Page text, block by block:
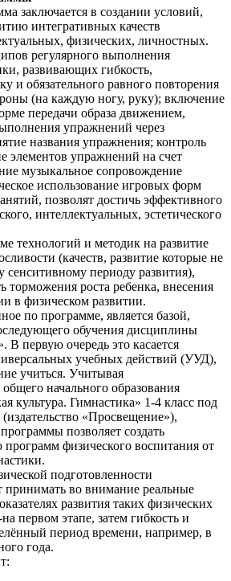
заключается в создании условий,
интегративных качеств
физических, личностных.
регулярного выполнения
развивающих гибкость,
и обязательного равного повторения
(на каждую ногу, руку); включение
передачи образа движением,
упражнений через
названия упражнения; контроль
элементов упражнений на счет
музыкальное сопровождение
использование игровых форм
позволят достичь эффективного
интеллектуальных, эстетического
технологий и методик на развитие
(качеств, развитие которые не
сенситивному периоду развития),
торможения роста ребенка, внесения
в физическом развитии.
по программе, является базой,
обучения дисциплины
В первую очередь это касается
учебных действий (УУД),
учиться. Учитывая
начального образования
культура. Гимнастика» 1-4 класс под
«Просвещение»),
позволяет создать
физического воспитания от
подготовленности
принимать во внимание реальные
развития таких физических
первом этапе, затем гибкость и
период времени, например, в
года.